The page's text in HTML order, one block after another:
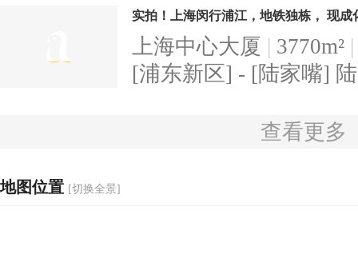
上海中心大厦 | 3770m² |
[浦东新区] - [陆家嘴] 陆
查看更多
地图位置 [切换全景]